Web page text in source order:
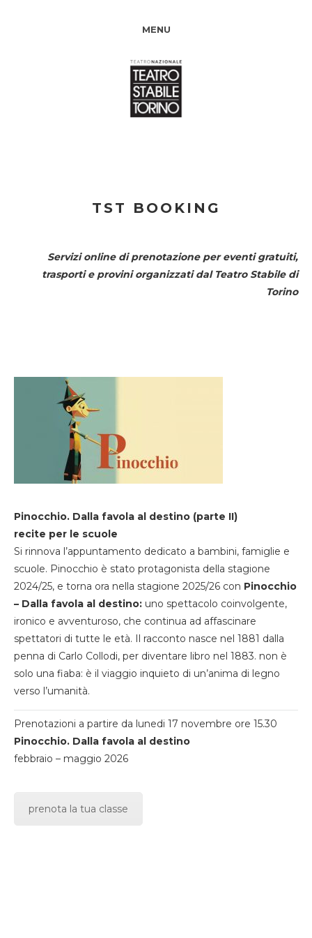
MENU
TST BOOKING
Servizi online di prenotazione per eventi gratuiti,
trasporti e provini organizzati dal Teatro Stabile di
Torino
Pinocchio. Dalla favola al destino (parte II)
recite per le scuole
Si rinnova l’appuntamento dedicato a bambini, famiglie e
scuole. Pinocchio è stato protagonista della stagione
2024/25, e torna ora nella stagione 2025/26 con Pinocchio
– Dalla favola al destino: uno spettacolo coinvolgente,
ironico e avventuroso, che continua ad affascinare
spettatori di tutte le età. Il racconto nasce nel 1881 dalla
penna di Carlo Collodi, per diventare libro nel 1883. non è
solo una fiaba: è il viaggio inquieto di un’anima di legno
verso l’umanità.
Prenotazioni a partire da lunedi 17 novembre ore 15.30
Pinocchio. Dalla favola al destino
febbraio – maggio 2026
prenota la tua classe